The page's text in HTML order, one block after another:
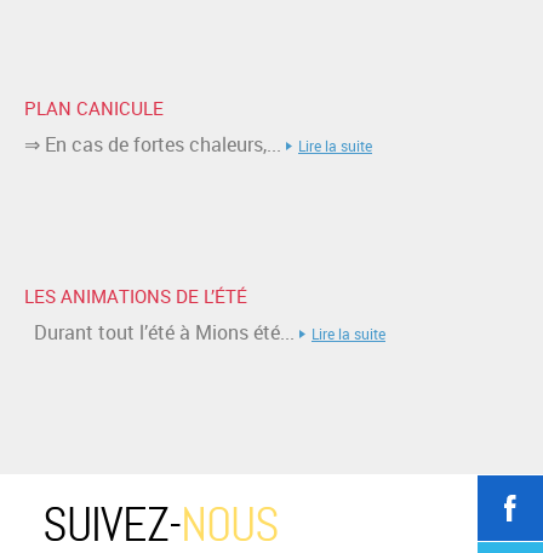
PLAN CANICULE
⇒ En cas de fortes chaleurs,... Lire la suite
LES ANIMATIONS DE L’ÉTÉ
Durant tout l’été à Mions été... Lire la suite
SUIVEZ-NOUS